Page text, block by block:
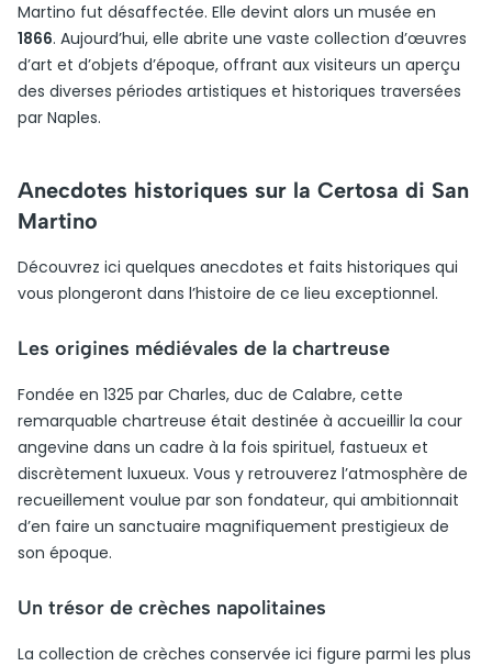
Martino fut désaffectée. Elle devint alors un musée en
1866. Aujourd’hui, elle abrite une vaste collection d’œuvres
d’art et d’objets d’époque, offrant aux visiteurs un aperçu
des diverses périodes artistiques et historiques traversées
par Naples.
Anecdotes historiques sur la Certosa di San
Martino
Découvrez ici quelques anecdotes et faits historiques qui
vous plongeront dans l’histoire de ce lieu exceptionnel.
Les origines médiévales de la chartreuse
Fondée en 1325 par Charles, duc de Calabre, cette
remarquable chartreuse était destinée à accueillir la cour
angevine dans un cadre à la fois spirituel, fastueux et
discrètement luxueux. Vous y retrouverez l’atmosphère de
recueillement voulue par son fondateur, qui ambitionnait
d’en faire un sanctuaire magnifiquement prestigieux de
son époque.
Un trésor de crèches napolitaines
La collection de crèches conservée ici figure parmi les plus